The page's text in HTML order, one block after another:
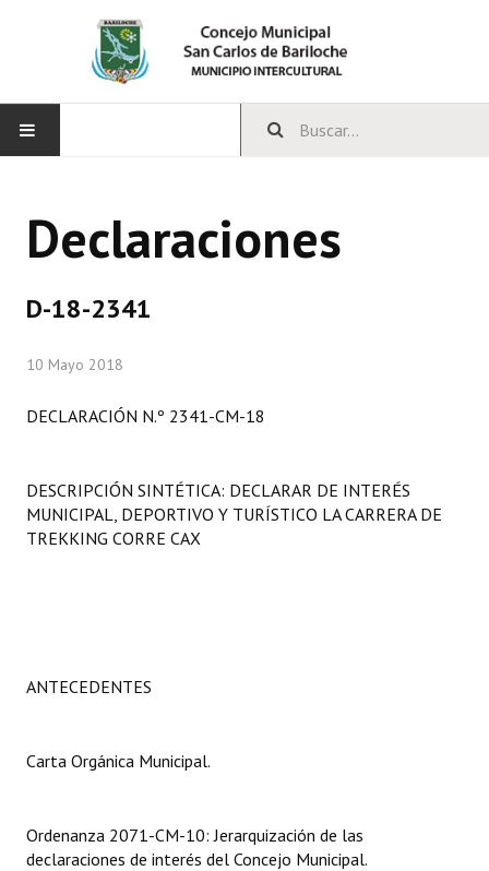
CONCEJO
Comisiones Permanentes
Comisiones Especiales
Programas
Carta Orgánica 2007
Organigrama
Declaraciones
D-18-2341
10 Mayo 2018
DECLARACIÓN N.º 2341-CM-18
DESCRIPCIÓN SINTÉTICA: DECLARAR DE INTERÉS
MUNICIPAL, DEPORTIVO Y TURÍSTICO LA CARRERA DE
TREKKING CORRE CAX
ANTECEDENTES
Carta Orgánica Municipal.
Ordenanza 2071-CM-10: Jerarquización de las
declaraciones de interés del Concejo Municipal.